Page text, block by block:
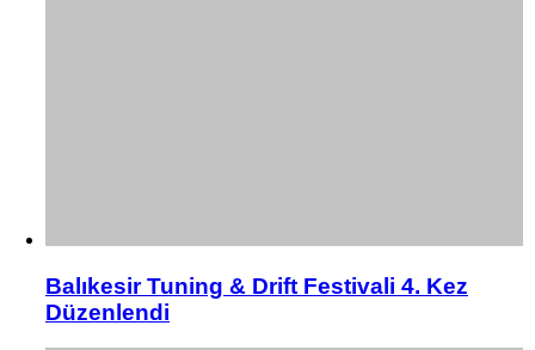
Balıkesir Tuning & Drift Festivali 4. Kez
Düzenlendi